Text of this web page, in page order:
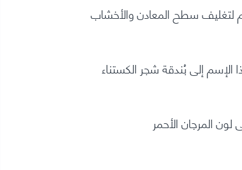
سطح المعادن والأخشاب
الإسم إلى بُندقة شجر الكستناء